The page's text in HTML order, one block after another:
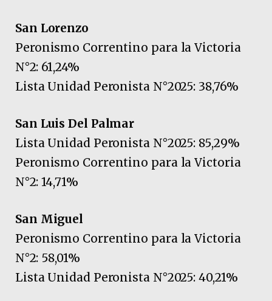
San Lorenzo
Peronismo Correntino para la Victoria
N°2: 61,24%
Lista Unidad Peronista N°2025: 38,76%
San Luis Del Palmar
Lista Unidad Peronista N°2025: 85,29%
Peronismo Correntino para la Victoria
N°2: 14,71%
San Miguel
Peronismo Correntino para la Victoria
N°2: 58,01%
Lista Unidad Peronista N°2025: 40,21%